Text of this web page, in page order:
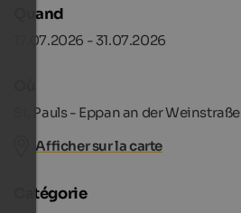
Quand
17.07.2026 - 31.07.2026
St. Pauls - Eppan an der Weinstraße
Afficher sur la carte
Catégorie